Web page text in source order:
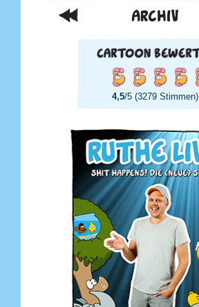
ARCHIV
4,5/5 (3279 Stimmen)